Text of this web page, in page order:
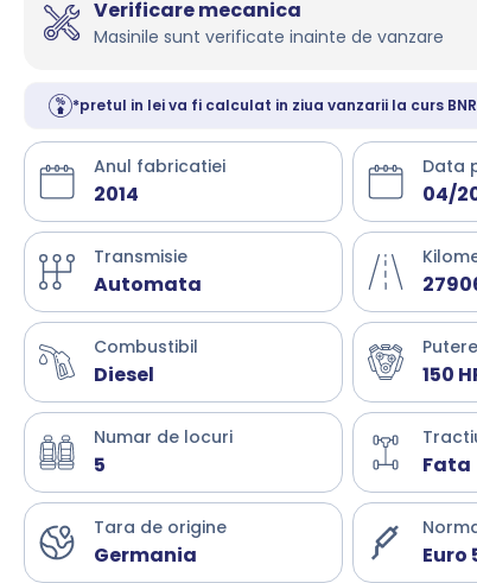
Verificare mecanica
Masinile sunt verificate inainte de vanzare
*pretul in lei va fi calculat in ziua vanzarii la curs BNR
Anul fabricatiei
2014
Data
04/
Transmisie
Automata
Combustibil
Diesel
Putere
150
Numar de locuri
5 Fata
Tara de origine
Germania Euro